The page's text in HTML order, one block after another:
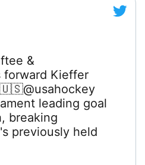
&
forward Kieffer
leading goal
breaking
previously held